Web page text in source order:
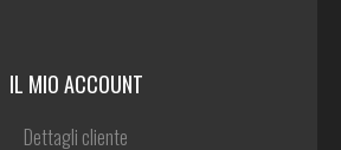
IL MIO ACCOUNT
Dettagli cliente